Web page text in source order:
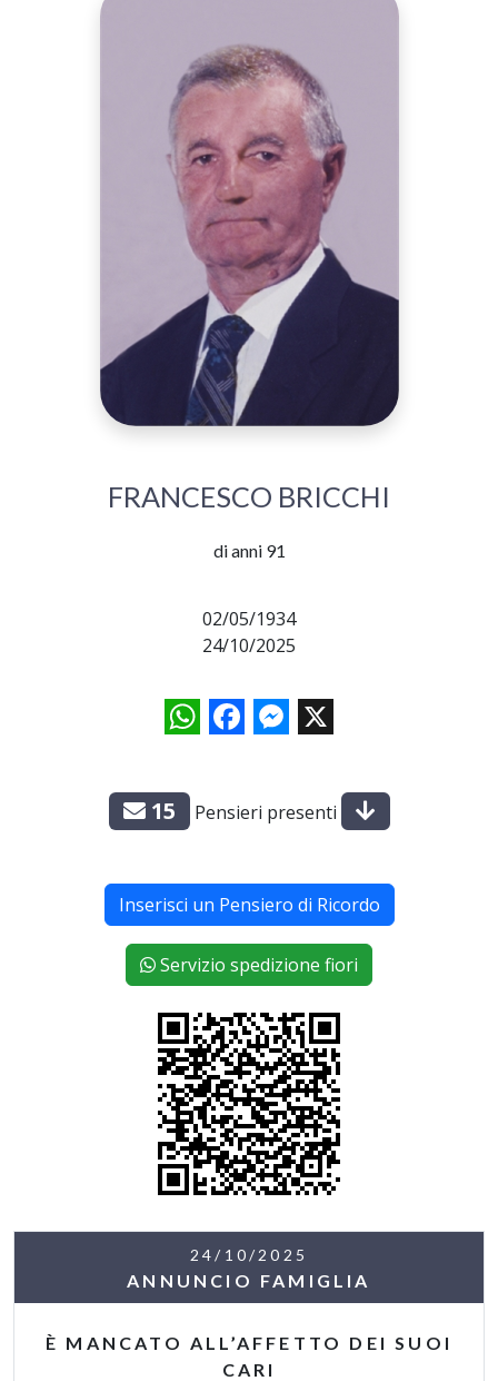
FRANCESCO BRICCHI
di anni 91
02/05/1934
24/10/2025
WhatsAppFacebookMessenger
X
15 Pensieri presenti
Inserisci un Pensiero di Ricordo
Servizio spedizione fiori
24/10/2025
ANNUNCIO FAMIGLIA
È MANCATO ALL’AFFETTO DEI SUOI
CARI